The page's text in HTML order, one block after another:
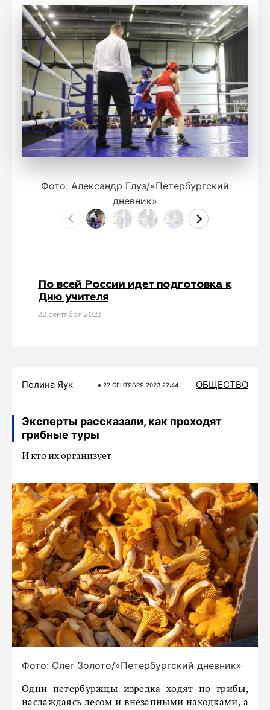
Фото: Александр Глуз/«Петербургский
дневник»
По всей России идет подготовка к
Дню учителя
22 сентября 2023
Полина Яук 22 СЕНТЯБРЯ 2023 22:44 ОБЩЕСТВО
Эксперты рассказали, как проходят
грибные туры
И кто их организует
Фото: Олег Золото/«Петербургский дневник»
Одни петербуржцы изредка ходят по грибы,
наслаждаясь лесом и внезапными находками, а